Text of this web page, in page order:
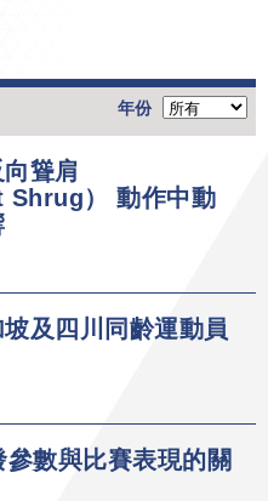
年份
聳肩
Shrug） 動作中動
及四川同齡運動員
數與比賽表現的關